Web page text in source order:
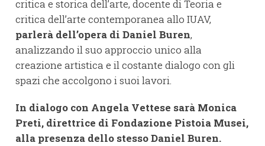
critica e storica dell’arte, docente di Teoria e
critica dell’arte contemporanea allo IUAV,
parlerà dell’opera di Daniel Buren,
analizzando il suo approccio unico alla
creazione artistica e il costante dialogo con gli
spazi che accolgono i suoi lavori.
In dialogo con Angela Vettese sarà Monica
Preti, direttrice di Fondazione Pistoia Musei,
alla presenza dello stesso Daniel Buren.